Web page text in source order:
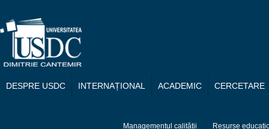
DESPRE USDC INTERNAȚIONAL ACADEMIC CERCETARE
Managementul calității Resurse